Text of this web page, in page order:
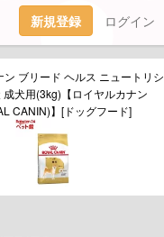
新規登録 ログイン
ン ブリード ヘルス ニュートリシ
成犬用(3kg)【ロイヤルカナン
CANIN)】[ドッグフード]